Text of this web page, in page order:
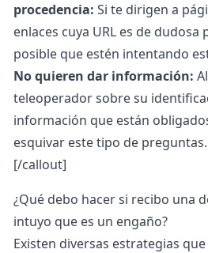
procedencia: Si te dirigen a
enlaces cuya URL es de dudosa
posible que estén intentando
No quieren dar información:
teleoperador sobre su
información que están
esquivar este tipo de preguntas.
[/callout]
¿Qué debo hacer si recibo una
intuyo que es un engaño?
Existen diversas estrategias